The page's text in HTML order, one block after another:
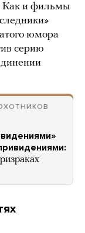
Как и фильмы
юмора
серию